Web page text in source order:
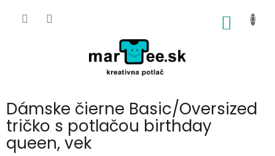
Dámske čierne Basic/Oversized
tričko s potlačou birthday
queen, vek